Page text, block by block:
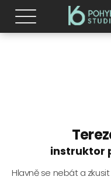
instruktor
Hlavně se nebát a